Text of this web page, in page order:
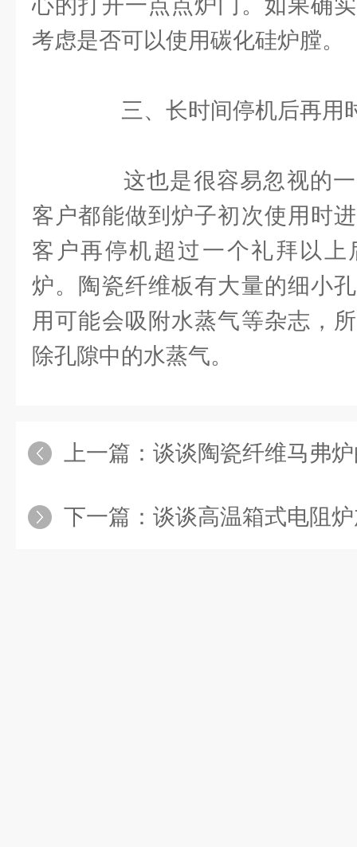
心的打开一点点炉门。如果确
考虑是否可以使用碳化硅炉膛。
三、长时间停机后再用
这也是很容易忽视的一
客户都能做到炉子初次使用时
客户再停机超过一个礼拜以
炉。陶瓷纤维板有大量的细小
用可能会吸附水蒸气等杂志，
除孔隙中的水蒸气。
上一篇： 谈谈陶瓷纤维马弗
下一篇： 谈谈高温箱式电阻